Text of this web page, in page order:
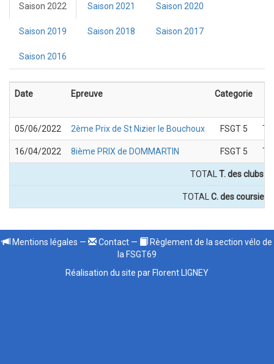
Saison 2022 Saison 2021 Saison 2020
Saison 2019 Saison 2018 Saison 2017
Saison 2016
Date Epreuve Categorie
05/06/2022 2ème Prix de St Nizier le Bouchoux FSGT 5 T.
16/04/2022 8ième PRIX de DOMMARTIN FSGT 5 T.
TOTAL T. des clubs :
TOTAL C. des
Mentions légales — Contact —
Règlement de la section vélo de
la FSGT69
Réalisation du site par Florent LIGNEY